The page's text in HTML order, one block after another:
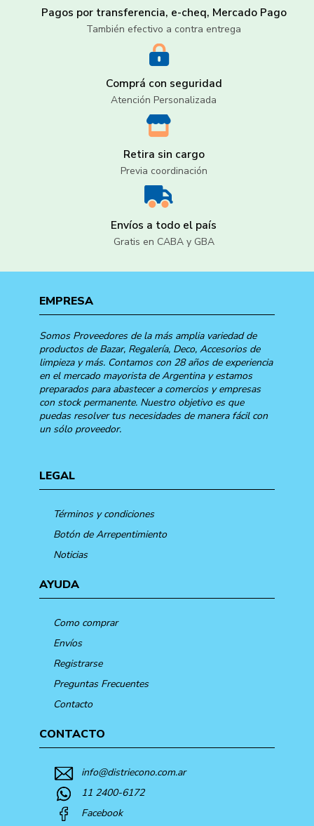
Pagos por transferencia, e-cheq, Mercado Pago
También efectivo a contra entrega
Comprá con seguridad
Atención Personalizada
Retira sin cargo
Previa coordinación
Envíos a todo el país
Gratis en CABA y GBA
EMPRESA
Somos Proveedores de la más amplia variedad de
productos de Bazar, Regalería, Deco, Accesorios de
limpieza y más. Contamos con 28 años de experiencia
en el mercado mayorista de Argentina y estamos
preparados para abastecer a comercios y empresas
con stock permanente. Nuestro objetivo es que
puedas resolver tus necesidades de manera fácil con
un sólo proveedor.
LEGAL
Términos y condiciones
Botón de Arrepentimiento
Noticias
AYUDA
Como comprar
Envíos
Registrarse
Preguntas Frecuentes
Contacto
CONTACTO
info@distriecono.com.ar
11 2400-6172
Facebook